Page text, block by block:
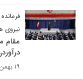
نیروی
مقام
۱۹ بهمن ۱۴۰۱